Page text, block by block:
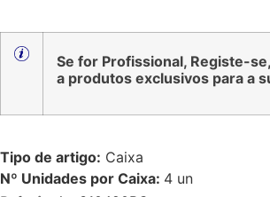
Se for Profissional, Registe-
a produtos exclusivos para a
Tipo de artigo: Caixa
Nº Unidades por Caixa: 4 un